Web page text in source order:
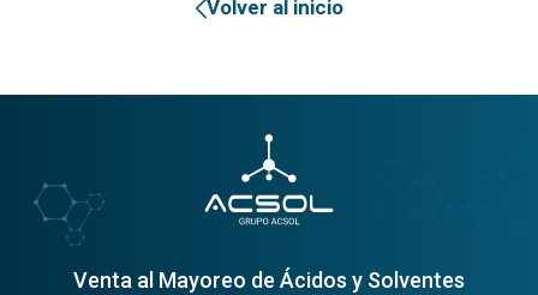
Volver al inicio
Venta al Mayoreo de Ácidos y Solventes